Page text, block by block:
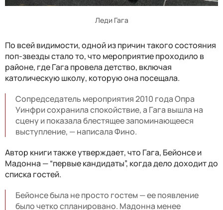
Леди Гага
По всей видимости, одной из причин такого состояния
поп-звезды стало то, что мероприятие проходило в
районе, где Гага провела детство, включая
католическую школу, которую она посещала.
Сопредседатель мероприятия 2010 года Опра
Уинфри сохранила спокойствие, а Гага вышла на
сцену и показала блестящее запоминающееся
выступление, — написала Фино.
Автор книги также утверждает, что Гага, Бейонсе и
Мадонна — “первые кандидаты”, когда дело доходит до
списка гостей.
Бейонсе была не просто гостем — ее появление
было четко спланировано. Мадонна менее